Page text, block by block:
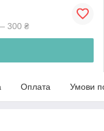
300 ₴
Оплата Умови